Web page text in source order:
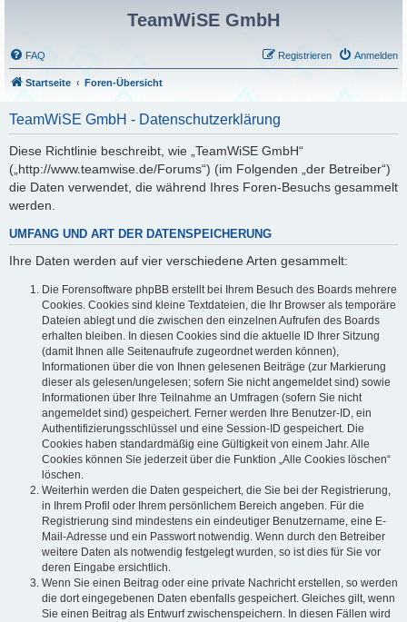
TeamWiSE GmbH
FAQ Anmelden
Registrieren
Startseite Foren-Übersicht
TeamWiSE GmbH - Datenschutzerklärung
Diese Richtlinie beschreibt, wie „TeamWiSE GmbH“
(„http://www.teamwise.de/Forums“) (im Folgenden „der Betreiber“)
die Daten verwendet, die während Ihres Foren-Besuchs gesammelt
werden.
UMFANG UND ART DER DATENSPEICHERUNG
Ihre Daten werden auf vier verschiedene Arten gesammelt:
Die Forensoftware phpBB erstellt bei Ihrem Besuch des Boards mehrere
Cookies. Cookies sind kleine Textdateien, die Ihr Browser als temporäre
Dateien ablegt und die zwischen den einzelnen Aufrufen des Boards
erhalten bleiben. In diesen Cookies sind die aktuelle ID Ihrer Sitzung
(damit Ihnen alle Seitenaufrufe zugeordnet werden können),
Informationen über die von Ihnen gelesenen Beiträge (zur Markierung
dieser als gelesen/ungelesen; sofern Sie nicht angemeldet sind) sowie
Informationen über Ihre Teilnahme an Umfragen (sofern Sie nicht
angemeldet sind) gespeichert. Ferner werden Ihre Benutzer-ID, ein
Authentifizierungsschlüssel und eine Session-ID gespeichert. Die
Cookies haben standardmäßig eine Gültigkeit von einem Jahr. Alle
Cookies können Sie jederzeit über die Funktion „Alle Cookies löschen“
löschen.
Weiterhin werden die Daten gespeichert, die Sie bei der Registrierung,
in Ihrem Profil oder Ihrem persönlichem Bereich angeben. Für die
Registrierung sind mindestens ein eindeutiger Benutzername, eine E-
Mail-Adresse und ein Passwort notwendig. Wenn durch den Betreiber
weitere Daten als notwendig festgelegt wurden, so ist dies für Sie vor
deren Eingabe ersichtlich.
Wenn Sie einen Beitrag oder eine private Nachricht erstellen, so werden
die dort eingegebenen Daten ebenfalls gespeichert. Gleiches gilt, wenn
Sie einen Beitrag als Entwurf zwischenspeichern. In diesen Fällen wird